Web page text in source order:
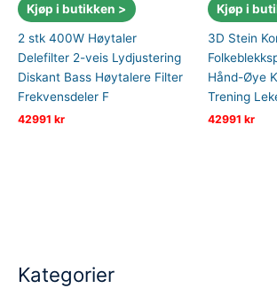
Kjøp i butikken >
2 stk 400W Høytaler
Delefilter 2-veis Lydjustering
Diskant Bass Høytalere Filter
Frekvensdeler F
42991 kr
Kjøp i
3D Stein
Hånd-Øye
Trening
42991 kr
Kategorier